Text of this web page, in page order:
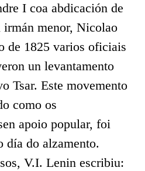
I coa abdicación de
irmán menor, Nicolao
de 1825 varios oficiais
un levantamento
Tsar. Este movemento
como os
apoio popular, foi
día do alzamento.
V.I. Lenin escribiu: